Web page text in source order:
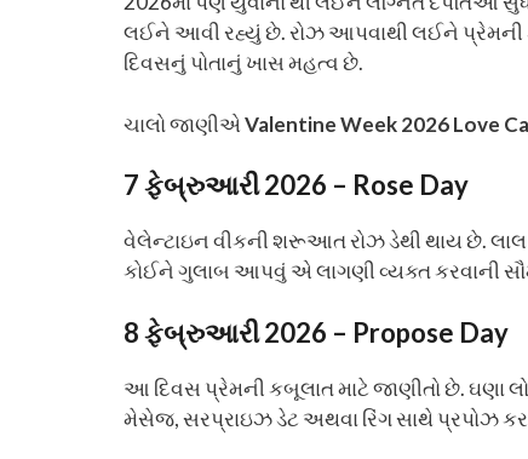
લઈને આવી રહ્યું છે. રોઝ આપવાથી લઈને પ્રેમની
દિવસનું પોતાનું ખાસ મહત્વ છે.
ચાલો જાણીએValentine Week 2026 Love
7 ફેબ્રુઆરી 2026 – Rose Day
વેલેન્ટાઇન વીકની શરૂઆત રોઝ ડેથી થાય છે. લાલ
કોઈને ગુલાબ આપવું એ લાગણી વ્યક્ત કરવાની
8 ફેબ્રુઆરી 2026 – Propose Day
આ દિવસ પ્રેમની કબૂલાત માટે જાણીતો છે. ઘણા
મેસેજ, સરપ્રાઇઝ ડેટ અથવા રિંગ સાથે પ્રપોઝ